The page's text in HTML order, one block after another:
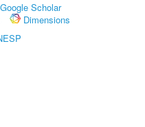
Google Scholar
Dimensions